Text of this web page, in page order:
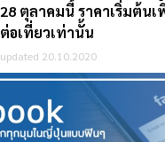
28 ตุลาคมนี้ ราคาเริ่มต้นเ
ต่อเที่ยวเท่านั้น
updated 20.10.2020